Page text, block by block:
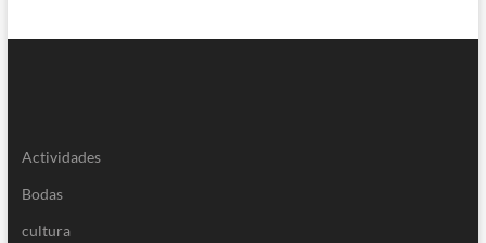
Actividades
Bodas
cultura